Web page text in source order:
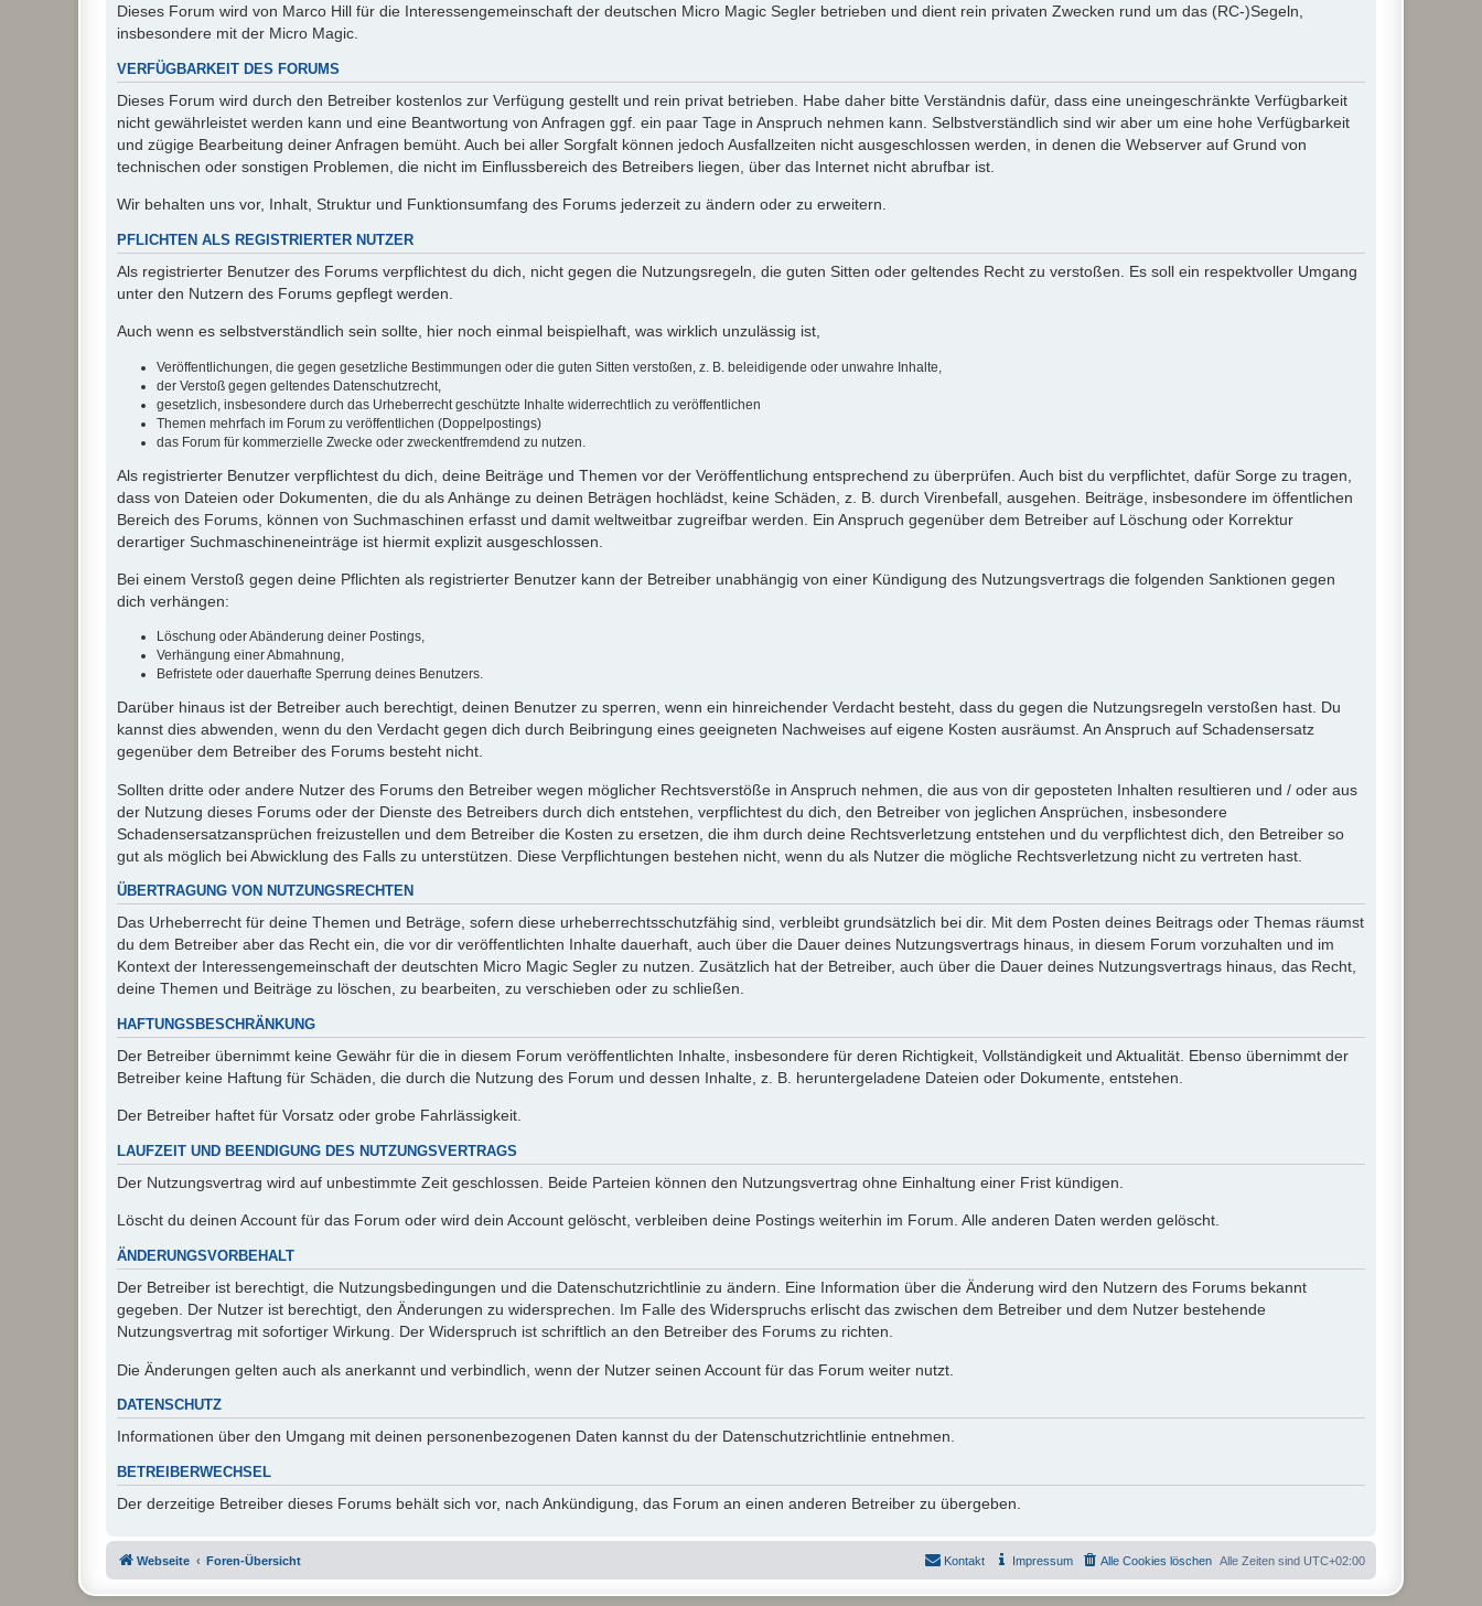
Dieses Forum wird von Marco Hill für die Interessengemeinschaft der deutschen Micro Magic Segler betrieben und dient rein privaten Zwecken rund um das (RC-)Segeln,
insbesondere mit der Micro Magic.
VERFÜGBARKEIT DES FORUMS
Dieses Forum wird durch den Betreiber kostenlos zur Verfügung gestellt und rein privat betrieben. Habe daher bitte Verständnis dafür, dass eine uneingeschränkte Verfügbarkeit
nicht gewährleistet werden kann und eine Beantwortung von Anfragen ggf. ein paar Tage in Anspruch nehmen kann. Selbstverständlich sind wir aber um eine hohe Verfügbarkeit
und zügige Bearbeitung deiner Anfragen bemüht. Auch bei aller Sorgfalt können jedoch Ausfallzeiten nicht ausgeschlossen werden, in denen die Webserver auf Grund von
technischen oder sonstigen Problemen, die nicht im Einflussbereich des Betreibers liegen, über das Internet nicht abrufbar ist.
Wir behalten uns vor, Inhalt, Struktur und Funktionsumfang des Forums jederzeit zu ändern oder zu erweitern.
PFLICHTEN ALS REGISTRIERTER NUTZER
Als registrierter Benutzer des Forums verpflichtest du dich, nicht gegen die Nutzungsregeln, die guten Sitten oder geltendes Recht zu verstoßen. Es soll ein respektvoller Umgang
unter den Nutzern des Forums gepflegt werden.
Auch wenn es selbstverständlich sein sollte, hier noch einmal beispielhaft, was wirklich unzulässig ist,
Veröffentlichungen, die gegen gesetzliche Bestimmungen oder die guten Sitten verstoßen, z. B. beleidigende oder unwahre Inhalte,
der Verstoß gegen geltendes Datenschutzrecht,
gesetzlich, insbesondere durch das Urheberrecht geschützte Inhalte widerrechtlich zu veröffentlichen
Themen mehrfach im Forum zu veröffentlichen (Doppelpostings)
das Forum für kommerzielle Zwecke oder zweckentfremdend zu nutzen.
Als registrierter Benutzer verpflichtest du dich, deine Beiträge und Themen vor der Veröffentlichung entsprechend zu überprüfen. Auch bist du verpflichtet, dafür Sorge zu tragen,
dass von Dateien oder Dokumenten, die du als Anhänge zu deinen Beträgen hochlädst, keine Schäden, z. B. durch Virenbefall, ausgehen. Beiträge, insbesondere im öffentlichen
Bereich des Forums, können von Suchmaschinen erfasst und damit weltweitbar zugreifbar werden. Ein Anspruch gegenüber dem Betreiber auf Löschung oder Korrektur
derartiger Suchmaschineneinträge ist hiermit explizit ausgeschlossen.
Bei einem Verstoß gegen deine Pflichten als registrierter Benutzer kann der Betreiber unabhängig von einer Kündigung des Nutzungsvertrags die folgenden Sanktionen gegen
dich verhängen:
Löschung oder Abänderung deiner Postings,
Verhängung einer Abmahnung,
Befristete oder dauerhafte Sperrung deines Benutzers.
Darüber hinaus ist der Betreiber auch berechtigt, deinen Benutzer zu sperren, wenn ein hinreichender Verdacht besteht, dass du gegen die Nutzungsregeln verstoßen hast. Du
kannst dies abwenden, wenn du den Verdacht gegen dich durch Beibringung eines geeigneten Nachweises auf eigene Kosten ausräumst. An Anspruch auf Schadensersatz
gegenüber dem Betreiber des Forums besteht nicht.
Sollten dritte oder andere Nutzer des Forums den Betreiber wegen möglicher Rechtsverstöße in Anspruch nehmen, die aus von dir geposteten Inhalten resultieren und / oder aus
der Nutzung dieses Forums oder der Dienste des Betreibers durch dich entstehen, verpflichtest du dich, den Betreiber von jeglichen Ansprüchen, insbesondere
Schadensersatzansprüchen freizustellen und dem Betreiber die Kosten zu ersetzen, die ihm durch deine Rechtsverletzung entstehen und du verpflichtest dich, den Betreiber so
gut als möglich bei Abwicklung des Falls zu unterstützen. Diese Verpflichtungen bestehen nicht, wenn du als Nutzer die mögliche Rechtsverletzung nicht zu vertreten hast.
ÜBERTRAGUNG VON NUTZUNGSRECHTEN
Das Urheberrecht für deine Themen und Beträge, sofern diese urheberrechtsschutzfähig sind, verbleibt grundsätzlich bei dir. Mit dem Posten deines Beitrags oder Themas räumst
du dem Betreiber aber das Recht ein, die vor dir veröffentlichten Inhalte dauerhaft, auch über die Dauer deines Nutzungsvertrags hinaus, in diesem Forum vorzuhalten und im
Kontext der Interessengemeinschaft der deutschten Micro Magic Segler zu nutzen. Zusätzlich hat der Betreiber, auch über die Dauer deines Nutzungsvertrags hinaus, das Recht,
deine Themen und Beiträge zu löschen, zu bearbeiten, zu verschieben oder zu schließen.
HAFTUNGSBESCHRÄNKUNG
Der Betreiber übernimmt keine Gewähr für die in diesem Forum veröffentlichten Inhalte, insbesondere für deren Richtigkeit, Vollständigkeit und Aktualität. Ebenso übernimmt der
Betreiber keine Haftung für Schäden, die durch die Nutzung des Forum und dessen Inhalte, z. B. heruntergeladene Dateien oder Dokumente, entstehen.
Der Betreiber haftet für Vorsatz oder grobe Fahrlässigkeit.
LAUFZEIT UND BEENDIGUNG DES NUTZUNGSVERTRAGS
Der Nutzungsvertrag wird auf unbestimmte Zeit geschlossen. Beide Parteien können den Nutzungsvertrag ohne Einhaltung einer Frist kündigen.
Löscht du deinen Account für das Forum oder wird dein Account gelöscht, verbleiben deine Postings weiterhin im Forum. Alle anderen Daten werden gelöscht.
ÄNDERUNGSVORBEHALT
Der Betreiber ist berechtigt, die Nutzungsbedingungen und die Datenschutzrichtlinie zu ändern. Eine Information über die Änderung wird den Nutzern des Forums bekannt
gegeben. Der Nutzer ist berechtigt, den Änderungen zu widersprechen. Im Falle des Widerspruchs erlischt das zwischen dem Betreiber und dem Nutzer bestehende
Nutzungsvertrag mit sofortiger Wirkung. Der Widerspruch ist schriftlich an den Betreiber des Forums zu richten.
Die Änderungen gelten auch als anerkannt und verbindlich, wenn der Nutzer seinen Account für das Forum weiter nutzt.
DATENSCHUTZ
Informationen über den Umgang mit deinen personenbezogenen Daten kannst du der Datenschutzrichtlinie entnehmen.
BETREIBERWECHSEL
Der derzeitige Betreiber dieses Forums behält sich vor, nach Ankündigung, das Forum an einen anderen Betreiber zu übergeben.
Webseite Foren-Übersicht Alle Zeiten sind UTC+02:00
Alle Cookies löschen
Impressum
Kontakt